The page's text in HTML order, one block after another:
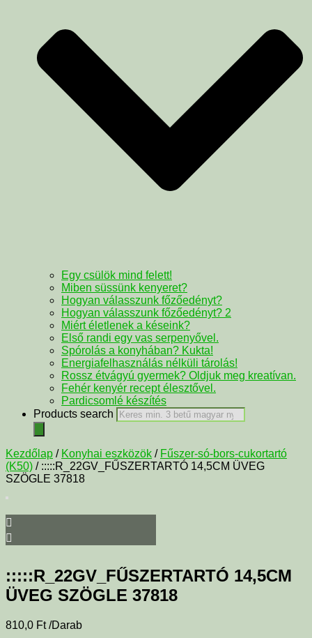
Egy csülök mind felett!
Miben süssünk kenyeret?
Hogyan válasszunk főzőedényt?
Hogyan válasszunk főzőedényt? 2
Miért életlenek a késeink?
Első randi egy vas serpenyővel.
Spórolás a konyhában? Kukta!
Energiafelhasználás nélküli tárolás!
Rossz étvágyú gyermek? Oldjuk meg kreatívan.
Fehér kenyér recept élesztővel.
Pardicsomlé készítés
Products search
Kezdőlap / Konyhai eszközök / Fűszer-só-bors-cukortartó
(K50) / :::::R_22GV_FŰSZERTARTÓ 14,5CM ÜVEG
SZÖGLE 37818
:::::R_22GV_FŰSZERTARTÓ 14,5CM
ÜVEG SZÖGLE 37818
810,0 Ft /Darab